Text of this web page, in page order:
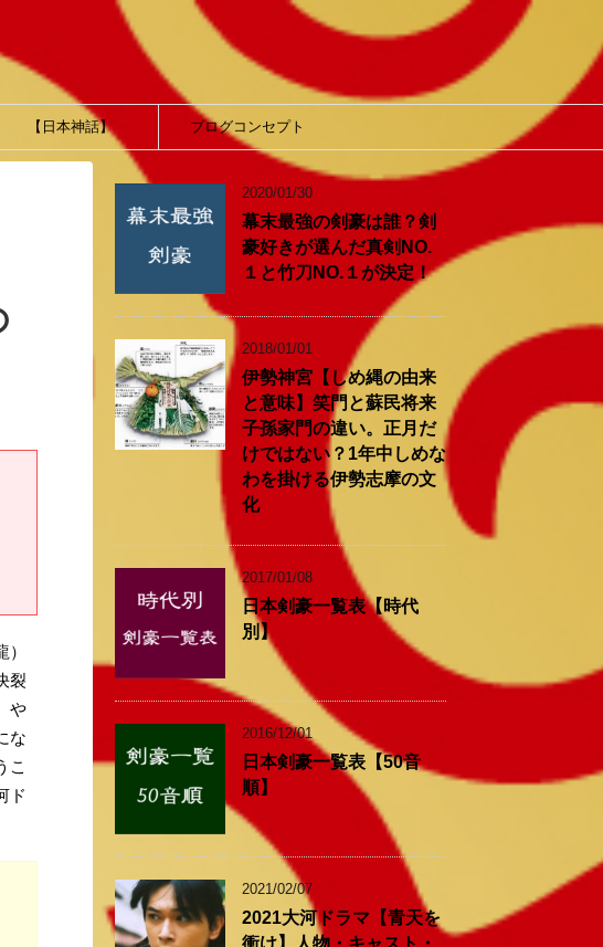
【日本神話】 ブログコンセプト
裂
や
な
こ
ド
2020/01/30
幕末最強の剣豪は誰？剣
豪好きが選んだ真剣NO.
１と竹刀NO.１が決定！
2018/01/01
伊勢神宮【しめ縄の由来
と意味】笑門と蘇民将来
子孫家門の違い。正月だ
けではない？1年中しめな
わを掛ける伊勢志摩の文
化
2017/01/08
日本剣豪一覧表【時代
別】
2016/12/01
日本剣豪一覧表【50音
順】
2021/02/07
2021大河ドラマ【青天を
衝け】人物・キャスト・